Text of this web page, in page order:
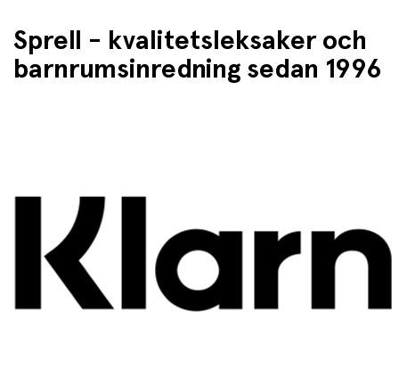
Sprell - kvalitetsleksaker och
barnrumsinredning sedan 1996